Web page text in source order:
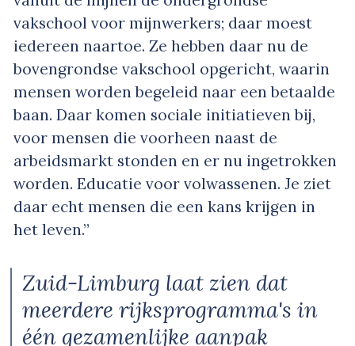
vakschool voor mijnwerkers; daar moest
iedereen naartoe. Ze hebben daar nu de
bovengrondse vakschool opgericht, waarin
mensen worden begeleid naar een betaalde
baan. Daar komen sociale initiatieven bij,
voor mensen die voorheen naast de
arbeidsmarkt stonden en er nu ingetrokken
worden. Educatie voor volwassenen. Je ziet
daar echt mensen die een kans krijgen in
het leven.”
Zuid-Limburg laat zien dat
meerdere rijksprogramma's in
één gezamenlijke aanpak